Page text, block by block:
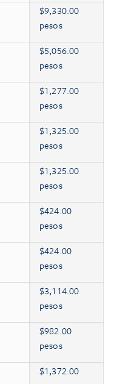
$9,330.00
pesos
$5,056.00
pesos
$1,277.00
pesos
$1,325.00
pesos
$1,325.00
pesos
$424.00
pesos
$424.00
pesos
$3,114.00
pesos
$982.00
pesos
$1,372.00